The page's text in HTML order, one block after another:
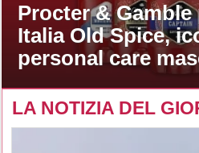
Procter &
Italia Old Spice,
personal care
LA NOTIZIA DEL